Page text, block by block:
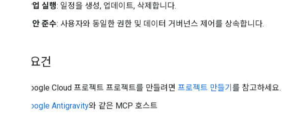
작업 실행: 일정을 생성, 업데이트, 삭제합니다.
보안 준수: 사용자와 동일한 권한 및 데이터 거버넌스 제어를 상속합니다.
기본 요건
Google Cloud 프로젝트 프로젝트를 만들려면 프로젝트 만들기 를 참고하세요.
Google Antigravity와 같은 MCP 호스트